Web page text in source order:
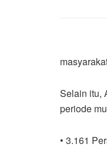
Selain itu,
periode
• 3.161